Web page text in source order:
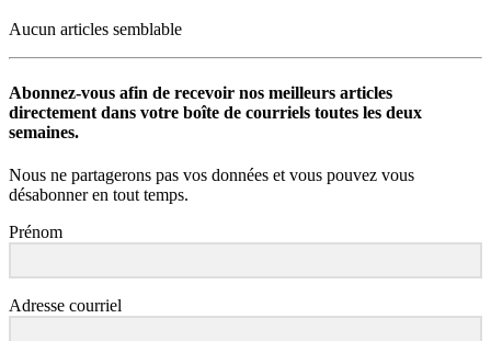
Aucun articles semblable
Abonnez-vous afin de recevoir nos meilleurs articles
directement dans votre boîte de courriels toutes les deux
semaines.
Nous ne partagerons pas vos données et vous pouvez vous
désabonner en tout temps.
Prénom
Adresse courriel